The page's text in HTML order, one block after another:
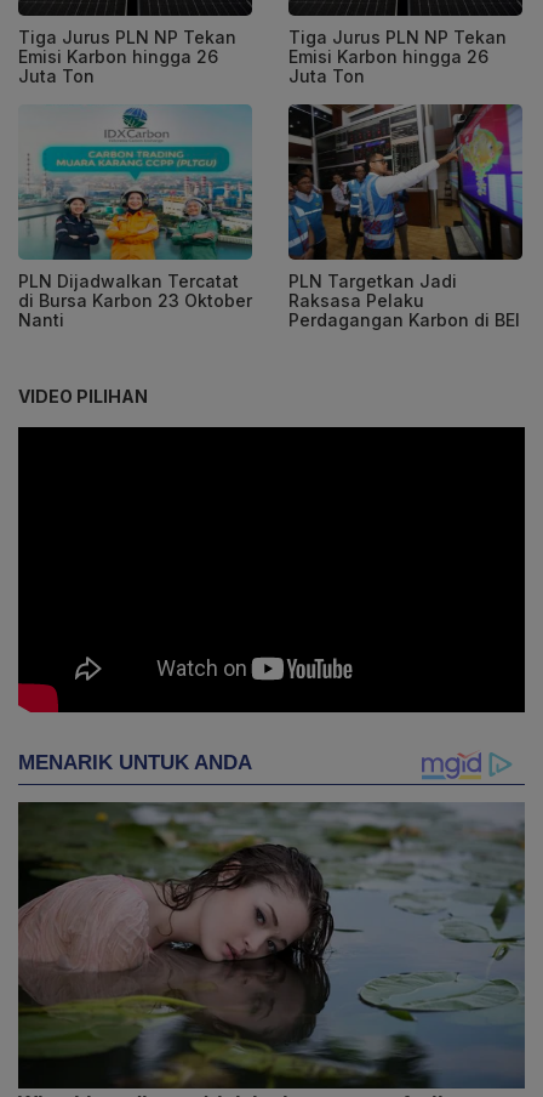
Tiga Jurus PLN NP Tekan
Emisi Karbon hingga 26
Juta Ton
Tiga Jurus PLN NP Tekan
Emisi Karbon hingga 26
Juta Ton
PLN Dijadwalkan Tercatat
di Bursa Karbon 23 Oktober
Nanti
PLN Targetkan Jadi
Raksasa Pelaku
Perdagangan Karbon di BEI
VIDEO PILIHAN